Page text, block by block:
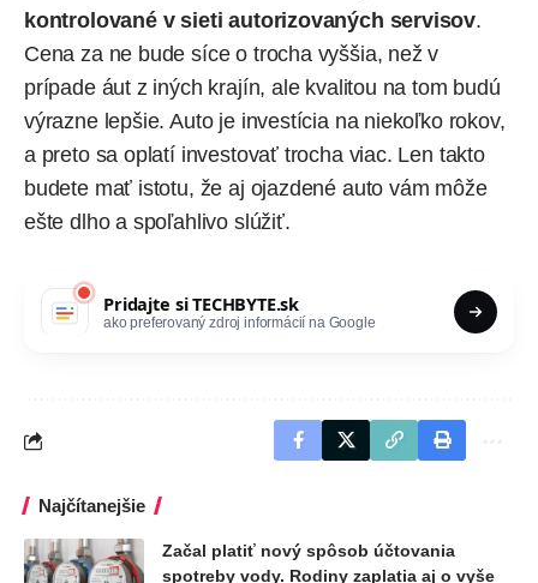
kontrolované v sieti autorizovaných servisov.
Cena za ne bude síce o trocha vyššia, než v
prípade áut z iných krajín, ale kvalitou na tom budú
výrazne lepšie. Auto je investícia na niekoľko rokov,
a preto sa oplatí investovať trocha viac. Len takto
budete mať istotu, že aj ojazdené auto vám môže
ešte dlho a spoľahlivo slúžiť.
Pridajte siTECHBYTE.sk
ako preferovaný zdroj informácií na Google
Najčítanejšie
Začal platiť nový spôsob účtovania
spotreby vody. Rodiny zaplatia aj o vyše